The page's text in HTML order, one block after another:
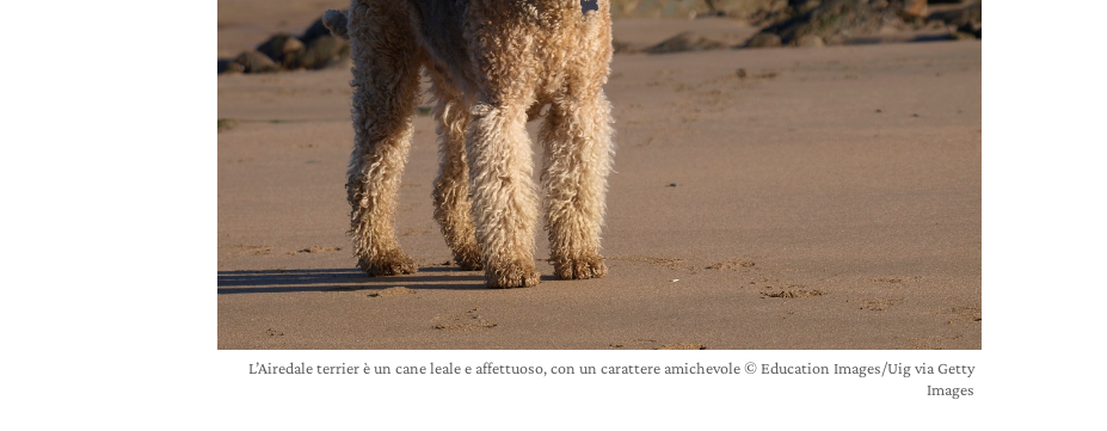
L’Airedale terrier è un cane leale e affettuoso, con un carattere amichevole © Education Images/Uig via Getty
Images